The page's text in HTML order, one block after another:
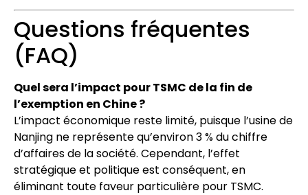
Questions fréquentes
(FAQ)
Quel sera l’impact pour TSMC de la fin de
l’exemption en Chine ?
L’impact économique reste limité, puisque l’usine de
Nanjing ne représente qu’environ 3 % du chiffre
d’affaires de la société. Cependant, l’effet
stratégique et politique est conséquent, en
éliminant toute faveur particulière pour TSMC.